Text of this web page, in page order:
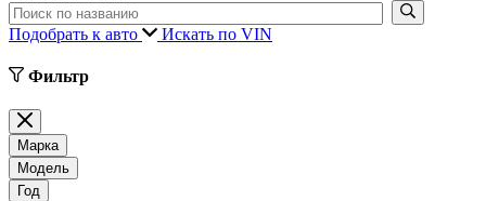
Подобрать к авто Искать по VIN
Фильтр
Марка
Модель
Год